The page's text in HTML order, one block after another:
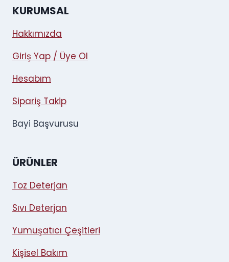
KURUMSAL
Hakkımızda
Giriş Yap / Üye Ol
Hesabım
Sipariş Takip
Bayi Başvurusu
ÜRÜNLER
Toz Deterjan
Sıvı Deterjan
Yumuşatıcı Çeşitleri
Kişisel Bakım